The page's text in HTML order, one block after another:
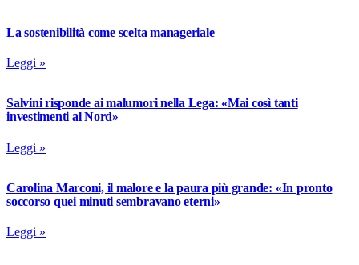
La sostenibilità come scelta manageriale
Leggi »
Salvini risponde ai malumori nella Lega: «Mai così tanti
investimenti al Nord»
Leggi »
Carolina Marconi, il malore e la paura più grande: «In pronto
soccorso quei minuti sembravano eterni»
Leggi »